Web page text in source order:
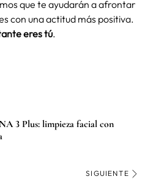
que te ayudarán a afrontar
con una actitud más positiva.
eres tú.
3 Plus: limpieza facial con
SIGUIENTE